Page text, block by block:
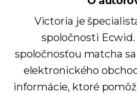
Victoria je
spoločnosti Ecwid.
spoločnosťou matcha
elektronického
informácie, ktoré